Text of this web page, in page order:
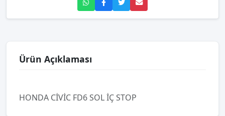
Ürün Açıklaması
HONDA CİVİC FD6 SOL İÇ STOP